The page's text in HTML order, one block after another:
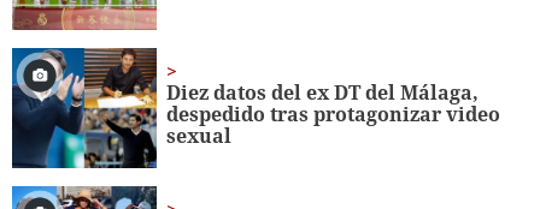
Diez datos del ex DT del Málaga,
despedido tras protagonizar video
sexual